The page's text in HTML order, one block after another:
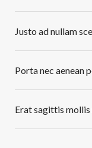
Justo ad nullam
Porta nec aenean
Erat sagittis mollis